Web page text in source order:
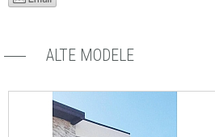
ALTE MODELE